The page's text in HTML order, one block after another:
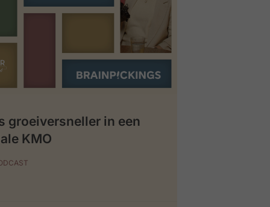
groeiversneller in een
KMO